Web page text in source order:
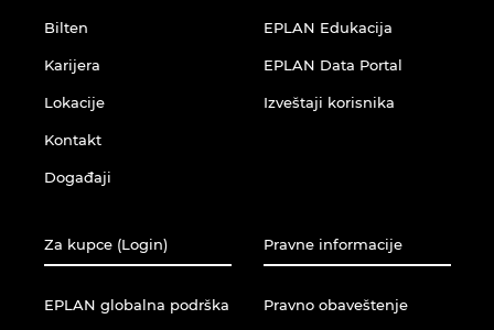
Bilten
Karijera
Lokacije
Kontakt
Događaji
EPLAN Edukacija
EPLAN Data Portal
Izveštaji korisnika
Za kupce (Login)
EPLAN globalna podrška
Pravne informacije
Pravno obaveštenje
Danska
Finska
Francuska
Grčka